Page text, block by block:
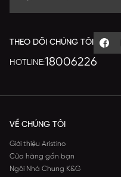
THEO DÕI CHÚNG TÔI
HOTLINE:18006226
VỀ CHÚNG TÔI
Giới thiệu Aristino
Cửa hàng gần bạn
Ngôi Nhà Chung K&G